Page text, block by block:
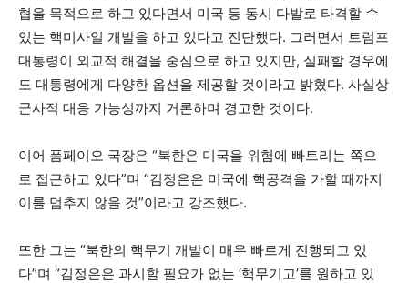
협을 목적으로 하고 있다면서 미국 등 동시 다발로 타격할 수
있는 핵미사일 개발을 하고 있다고 진단했다. 그러면서 트럼프
대통령이 외교적 해결을 중심으로 하고 있지만, 실패할 경우에
도 대통령에게 다양한 옵션을 제공할 것이라고 밝혔다. 사실상
군사적 대응 가능성까지 거론하며 경고한 것이다.
이어 폼페이오 국장은 “북한은 미국을 위험에 빠트리는 쪽으
로 접근하고 있다”며 “김정은은 미국에 핵공격을 가할 때까지
이를 멈추지 않을 것”이라고 강조했다.
또한 그는 “북한의 핵무기 개발이 매우 빠르게 진행되고 있
다”며 “김정은은 과시할 필요가 없는 ‘핵무기고’를 원하고 있